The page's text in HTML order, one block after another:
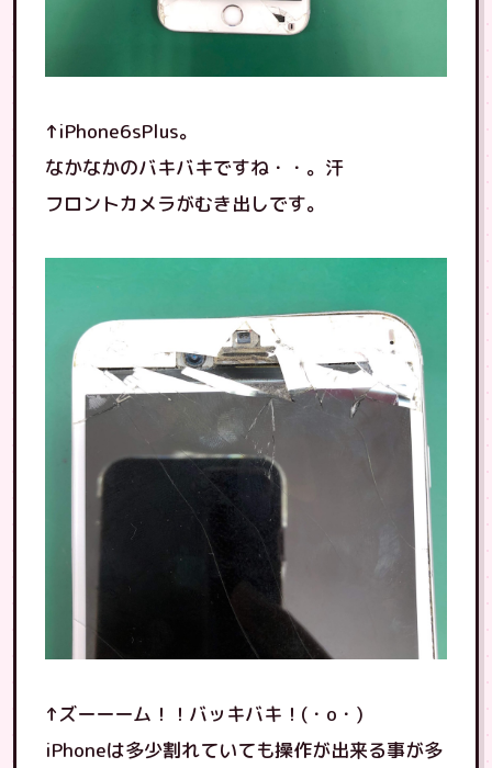
↑iPhone6sPlus。
なかなかのバキバキですね・・。汗
フロントカメラがむき出しです。
↑ズーーーム！！バッキバキ！(・o・)
iPhoneは多少割れていても操作が出来る事が多